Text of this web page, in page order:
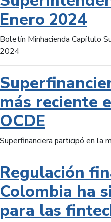
Enero 2024
Boletín Minhacienda Capítulo
2024
más reciente
OCDE
Superfinanciera participó en la
Regulación
Colombia ha
para las